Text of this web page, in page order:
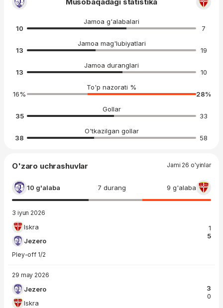
Jamoa g'alabalari
10
7
Jamoa mag'lubiyatlari
13
19
Jamoa duranglari
13
10
To'p nazorati %
16% 28%
Gollar
35
33
O'tkazilgan gollar
38
58
O'zaro uchrashuvlar Jami 26 o'yinlar
10 g'alaba 7 durang 9 g'alaba
3 iyun 2026
Iskra
Jezero
1
5
Pley-off 1/2
29 may 2026
Jezero
Iskra
3
0